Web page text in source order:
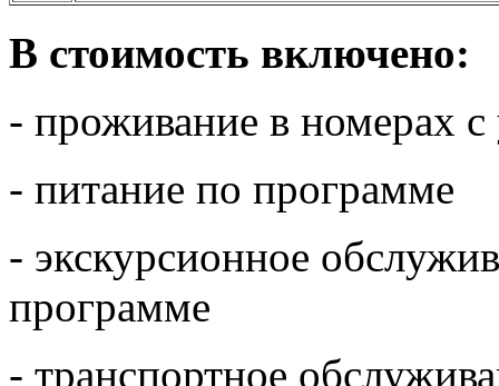
В стоимость включено:
- проживание в номерах с
- питание по программе
- экскурсионное
программе
- транспортное